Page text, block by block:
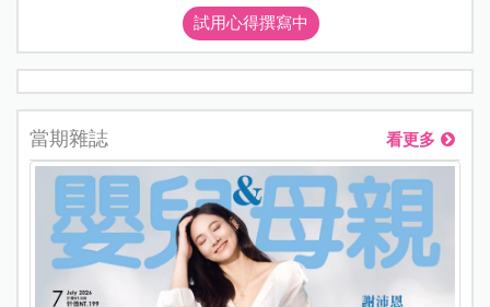
試用心得撰寫中
當期雜誌 看更多